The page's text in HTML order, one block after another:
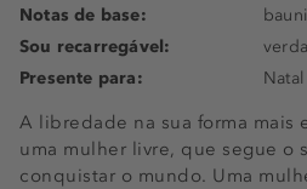
A libredade na sua forma mais
uma mulher livre, que segue o
conquistar o mundo. Uma
Notas de base:
Sou recarregável:
Presente para:
Natal